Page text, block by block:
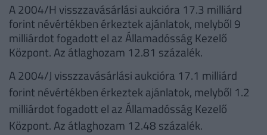
A 2004/H visszzavásárlási aukcióra 17.3 milliárd
forint névértékben érkeztek ajánlatok, melyből 9
milliárdot fogadott el az Államadósság Kezelő
Központ. Az átlaghozam 12.81 százalék.
A 2004/J visszzavásárlási aukcióra 17.1 milliárd
forint névértékben érkeztek ajánlatok, melyből 1.2
milliárdot fogadott el az Államadósság Kezelő
Központ. Az átlaghozam 12.48 százalék.